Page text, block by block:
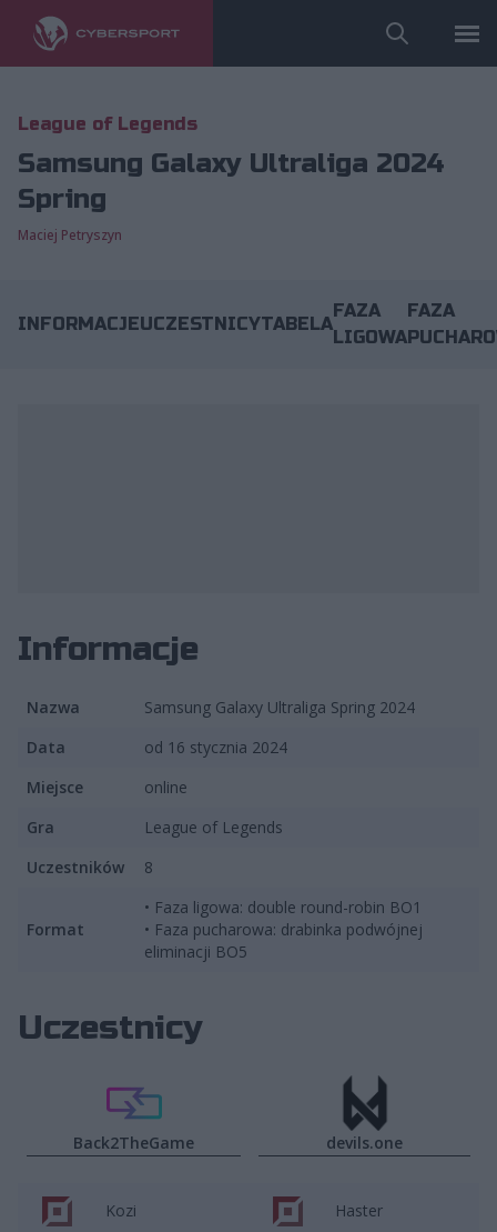
League of Legends
Samsung Galaxy Ultraliga 2024
Spring
Maciej Petryszyn
INFORMACJEUCZESTNICYTABELA
FAZA
LIGOWA
FAZA
Informacje
Nazwa
Samsung Galaxy Ultraliga Spring 2024
Data
od 16 stycznia 2024
Miejsce
online
Gra
League of Legends
Uczestników
8
Format
• Faza ligowa: double round-robin BO1
• Faza pucharowa: drabinka podwójnej
eliminacji BO5
Uczestnicy
Back2TheGame devils.one
Kozi Haster